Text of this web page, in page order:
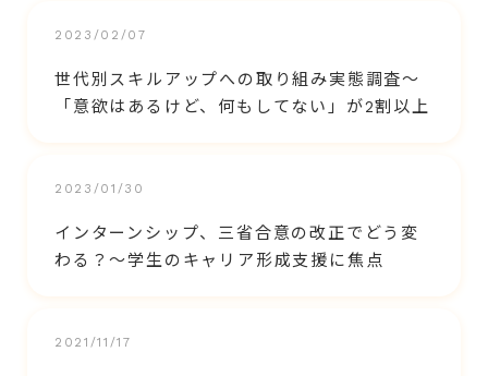
2023/02/07
世代別スキルアップへの取り組み実態調査～
「意欲はあるけど、何もしてない」が2割以上
2023/01/30
インターンシップ、三省合意の改正でどう変
わる？～学生のキャリア形成支援に焦点
2021/11/17